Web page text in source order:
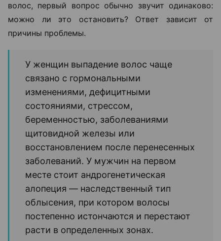
волос, первый вопрос обычно звучит одинаково:
можно ли это остановить? Ответ зависит от
причины проблемы.
У женщин выпадение волос чаще
связано с гормональными
изменениями, дефицитными
состояниями, стрессом,
беременностью, заболеваниями
щитовидной железы или
восстановлением после перенесенных
заболеваний. У мужчин на первом
месте стоит андрогенетическая
алопеция — наследственный тип
облысения, при котором волосы
постепенно истончаются и перестают
расти в определенных зонах.